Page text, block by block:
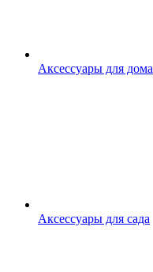
Аксессуары для дома
Аксессуары для сада